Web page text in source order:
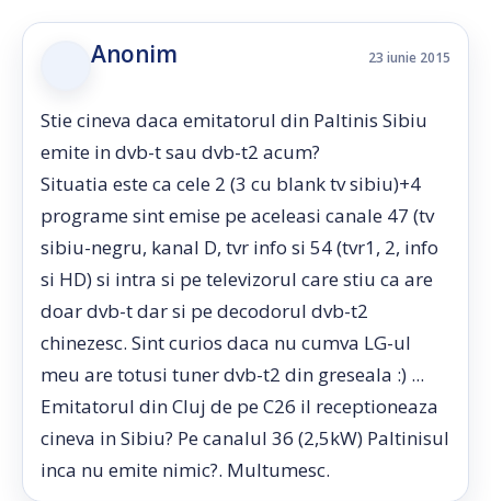
Anonim 23 iunie 2015
Stie cineva daca emitatorul din Paltinis Sibiu
emite in dvb-t sau dvb-t2 acum?
Situatia este ca cele 2 (3 cu blank tv sibiu)+4
programe sint emise pe aceleasi canale 47 (tv
sibiu-negru, kanal D, tvr info si 54 (tvr1, 2, info
si HD) si intra si pe televizorul care stiu ca are
doar dvb-t dar si pe decodorul dvb-t2
chinezesc. Sint curios daca nu cumva LG-ul
meu are totusi tuner dvb-t2 din greseala :) ...
Emitatorul din Cluj de pe C26 il receptioneaza
cineva in Sibiu? Pe canalul 36 (2,5kW) Paltinisul
inca nu emite nimic?. Multumesc.